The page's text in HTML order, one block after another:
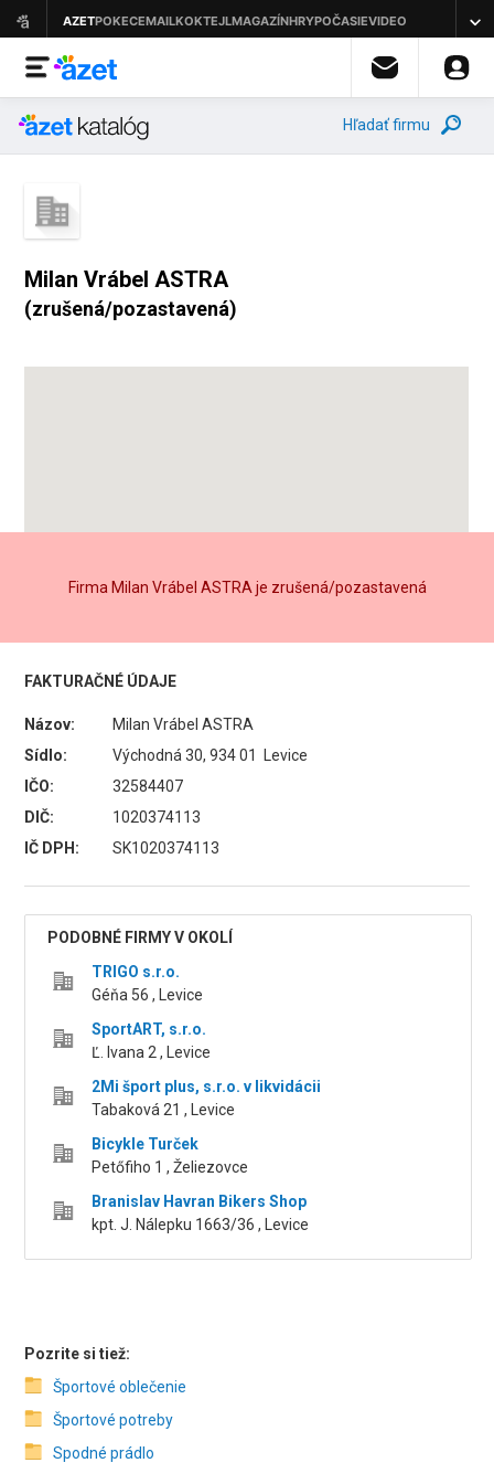
Hľadať firmu
Milan Vrábel ASTRA
(zrušená/pozastavená)
Firma Milan Vrábel ASTRA je zrušená/pozastavená
FAKTURAČNÉ ÚDAJE
Názov:
Milan Vrábel ASTRA
Sídlo:
Východná 30, 934 01 Levice
IČO:
32584407
DIČ:
1020374113
IČ DPH:
SK1020374113
PODOBNÉ FIRMY V OKOLÍ
TRIGO s.r.o.
Géňa 56 , Levice
SportART, s.r.o.
Ľ. Ivana 2 , Levice
2Mi šport plus, s.r.o. v likvidácii
Tabaková 21 , Levice
Bicykle Turček
Petőfiho 1 , Želiezovce
Branislav Havran Bikers Shop
kpt. J. Nálepku 1663/36 , Levice
Pozrite si tiež:
Športové oblečenie
Športové potreby
Spodné prádlo